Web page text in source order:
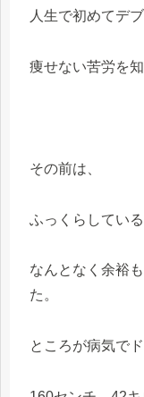
人生で初めてデブ
痩せない苦労を知
その前は、
ふっくらしている
なんとなく余裕
た。
ところが病気で